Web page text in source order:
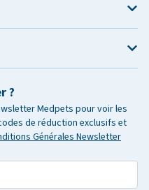
?
Medpets pour voir les
de réduction exclusifs et
Générales Newsletter